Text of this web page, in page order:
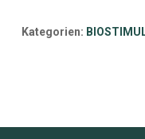
Kategorien: